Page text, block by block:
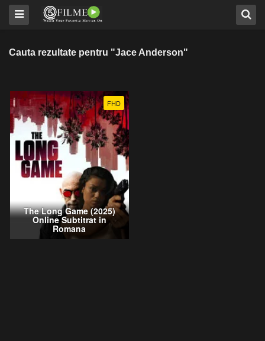
Cauta rezultate pentru "Jace Anderson"
FHD
The Long Game (2025)
Online Subtitrat in
Romana